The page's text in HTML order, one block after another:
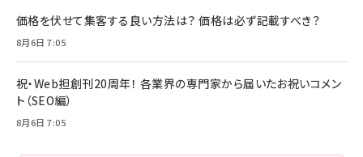
価格を伏せて集客する良い方法は？ 価格は必ず記載すべき？
8月6日 7:05
祝・Web担創刊20周年！ 各業界の専門家から届いたお祝いコメン
ト（SEO編）
8月6日 7:05